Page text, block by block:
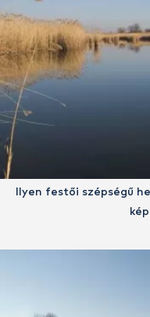
Ilyen festői szépségű